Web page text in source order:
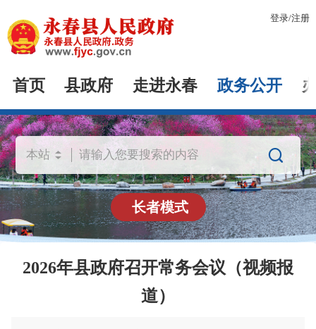
登录/注册
首页 县政府 走进永春 政务公开

长者模式
2026年县政府召开常务会议（视频报
道）